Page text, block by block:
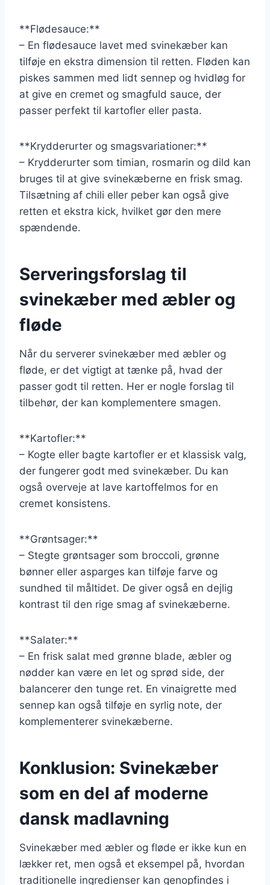
**Flødesauce:**
– En flødesauce lavet med svinekæber kan
tilføje en ekstra dimension til retten. Fløden kan
piskes sammen med lidt sennep og hvidløg for
at give en cremet og smagfuld sauce, der
passer perfekt til kartofler eller pasta.
**Krydderurter og smagsvariationer:**
– Krydderurter som timian, rosmarin og dild kan
bruges til at give svinekæberne en frisk smag.
Tilsætning af chili eller peber kan også give
retten et ekstra kick, hvilket gør den mere
spændende.
Serveringsforslag til
svinekæber med æbler og
fløde
Når du serverer svinekæber med æbler og
fløde, er det vigtigt at tænke på, hvad der
passer godt til retten. Her er nogle forslag til
tilbehør, der kan komplementere smagen.
**Kartofler:**
– Kogte eller bagte kartofler er et klassisk valg,
der fungerer godt med svinekæber. Du kan
også overveje at lave kartoffelmos for en
cremet konsistens.
**Grøntsager:**
– Stegte grøntsager som broccoli, grønne
bønner eller asparges kan tilføje farve og
sundhed til måltidet. De giver også en dejlig
kontrast til den rige smag af svinekæberne.
**Salater:**
– En frisk salat med grønne blade, æbler og
nødder kan være en let og sprød side, der
balancerer den tunge ret. En vinaigrette med
sennep kan også tilføje en syrlig note, der
komplementerer svinekæberne.
Konklusion: Svinekæber
som en del af moderne
dansk madlavning
Svinekæber med æbler og fløde er ikke kun en
lækker ret, men også et eksempel på, hvordan
traditionelle ingredienser kan genopfindes i